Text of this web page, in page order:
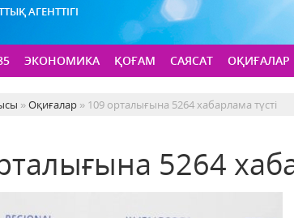
АГЕНТТІГІ
ЭКОНОМИКА ҚОҒАМ САЯСАТ ОҚИҒАЛАР
»Оқиғалар » 109 орталығына 5264 хабарлама түсті
5264